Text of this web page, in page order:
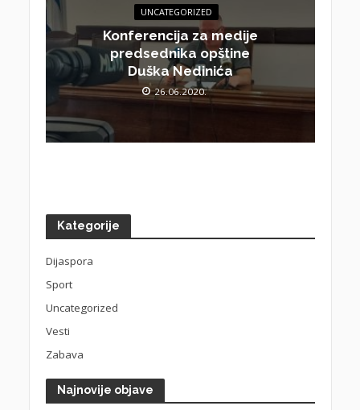
UNCATEGORIZED
Konferencija za medije
predsednika opštine
Duška Nedinića
26.06.2020.
Kategorije
Dijaspora
Sport
Uncategorized
Vesti
Zabava
Najnovije objave